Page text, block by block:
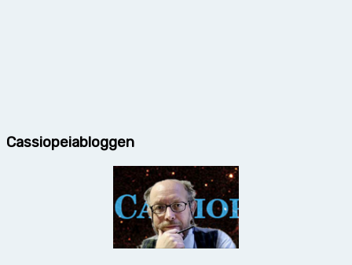
Cassiopeiabloggen